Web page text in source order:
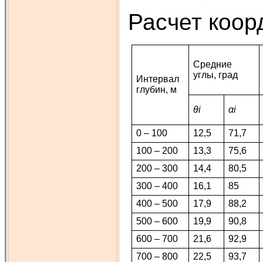
Расчет
Интервал
глубин, м
Средние
углы, град
θi αi
0 – 100 12,5
71,7
100 – 200
13,3
75,6
200 – 300
14,4
80,5
300 – 400
16,1
85
400 – 500
17,9
88,2
500 – 600
19,9
90,8
600 – 700
21,6
92,9
700 – 800
22,5
93,7